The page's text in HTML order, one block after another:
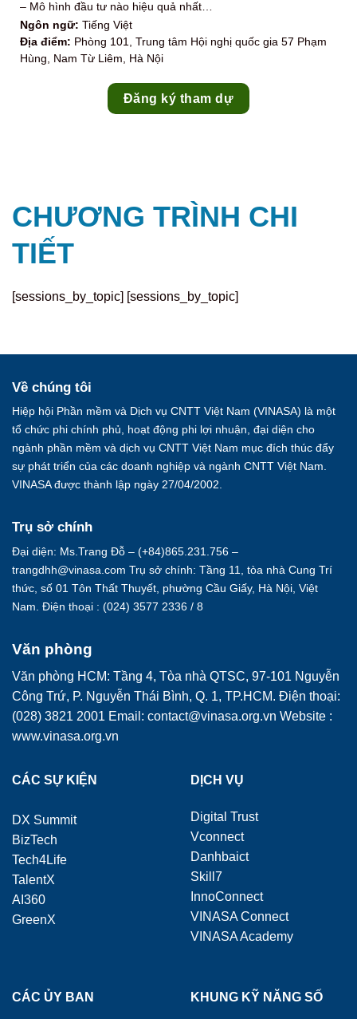
– Mô hình đầu tư nào hiệu quả nhất…
Ngôn ngữ: Tiếng Việt
Địa điểm: Phòng 101, Trung tâm Hội nghị quốc gia 57 Phạm
Hùng, Nam Từ Liêm, Hà Nội
Đăng ký tham dự
CHƯƠNG TRÌNH CHI
TIẾT
[sessions_by_topic] [sessions_by_topic]
Về chúng tôi
Hiệp hội Phần mềm và Dịch vụ CNTT Việt Nam (VINASA) là một
tổ chức phi chính phủ, hoạt động phi lợi nhuận, đại diện cho
ngành phần mềm và dịch vụ CNTT Việt Nam mục đích thúc đẩy
sự phát triển của các doanh nghiệp và ngành CNTT Việt Nam.
VINASA được thành lập ngày 27/04/2002.
Trụ sở chính
Đại diện: Ms.Trang Đỗ – (+84)865.231.756 –
trangdhh@vinasa.com Trụ sở chính: Tầng 11, tòa nhà Cung Trí
thức, số 01 Tôn Thất Thuyết, phường Cầu Giấy, Hà Nội, Việt
Nam. Điện thoại : (024) 3577 2336 / 8
Văn phòng
Văn phòng HCM: Tầng 4, Tòa nhà QTSC, 97-101 Nguyễn
Công Trứ, P. Nguyễn Thái Bình, Q. 1, TP.HCM. Điện thoại:
(028) 3821 2001 Email: contact@vinasa.org.vn Website :
www.vinasa.org.vn
CÁC SỰ KIỆN
DX Summit
BizTech
Tech4Life
TalentX
AI360
GreenX
DỊCH VỤ
Digital Trust
Vconnect
Danhbaict
Skill7
InnoConnect
VINASA Connect
VINASA Academy
CÁC ỦY BAN KHUNG KỸ NĂNG SỐ